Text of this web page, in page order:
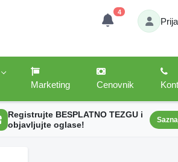
4
Marketing
Cenovnik
Registrujte BESPLATNO TEZGU i
objavljujte oglase!